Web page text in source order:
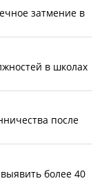
затмение в
в школах
после
более 40